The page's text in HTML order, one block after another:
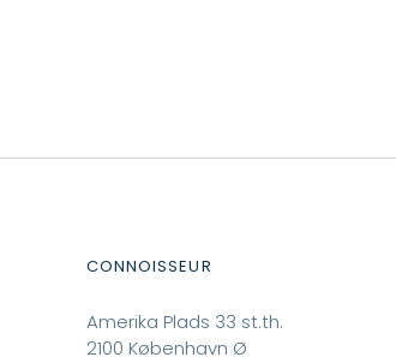
CONNOISSEUR
Amerika Plads 33 st.th.
2100 København Ø